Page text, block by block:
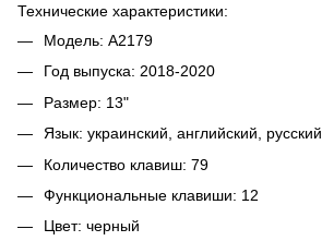
Технические характеристики:
Модель: A2179
Год выпуска: 2018-2020
Размер: 13"
Язык: украинский, английский, русский
Количество клавиш: 79
Функциональные клавиши: 12
Цвет: черный